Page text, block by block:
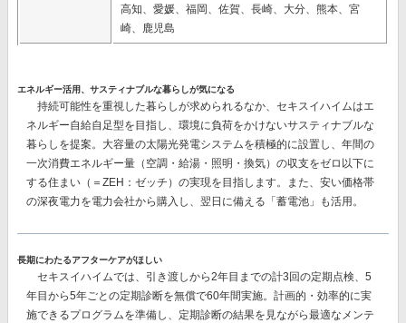
高知、愛媛、福岡、佐賀、長崎、大分、熊本、宮
崎、鹿児島
エネルギー活用、サスティナブルな暮らしが気になる
持続可能性を重視した暮らしが求められるなか、セキスイハイムはエ
ネルギー自給自足型を目指し、環境に負荷をかけないサスティナブルな
暮らしを提案。大容量の太陽光発電システムを積極的に設置し、 年間の
一次消費エネルギー量（空調・給湯・照明・換気）の収支をゼロ以下に
する住まい（＝ZEH：ゼッチ）の実現を目指します。また、安い価格帯
の深夜電力を電力会社から購入し、翌日に備える 「蓄電池」 も活用。
長期にわたるアフターケアがほしい
セキスイハイムでは、 引き渡しから2年目までの計3回の定期点検、 5
年目から5年ごとの定期診断を無償で60年間実施。計画的・効率的に実
施できるプログラムを準備し、定期診断の結果を見ながら最適なメンテ